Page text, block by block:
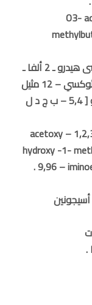
O3-
5 ـ استيوكسى ـ 1، 2، 3، 3، أو 8، 9 ـ سداسى هيدرو ـ 2 ألفا ـ
(1 (ر) هيدروكسى ـ 1ـ ميثيل بيوتيل ) ـ 3ـ ميثوكسي – 12 مثيل
– 9,3 أ – إثينو 9,9 ب – إمينو اثا نوفينا ثرو [ 5,4 – ب ج د ل
5- acetoxy –
hydroxy -1-
9,96 –